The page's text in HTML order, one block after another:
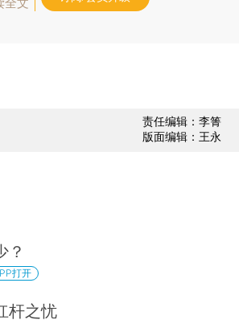
全文
责任编辑：李箐
版面编辑：王永
？
打开
杆之忧